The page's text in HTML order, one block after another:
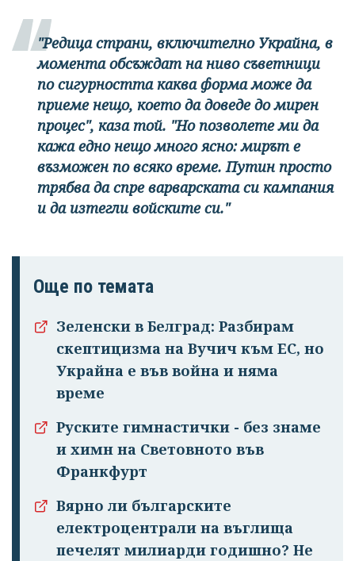
"Редица страни, включително Украйна, в
момента обсъждат на ниво съветници
по сигурността каква форма може да
приеме нещо, което да доведе до мирен
процес", каза той. "Но позволете ми да
кажа едно нещо много ясно: мирът е
възможен по всяко време. Путин просто
трябва да спре варварската си кампания
и да изтегли войските си."
Още по темата
Зеленски в Белград: Разбирам
скептицизма на Вучич към ЕС, но
Украйна е във война и няма
време
Руските гимнастички - без знаме
и химн на Световното във
Франкфурт
Вярно ли българските
електроцентрали на въглища
печелят милиарди годишно? Не